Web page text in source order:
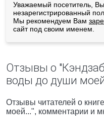
Уважаемый посетитель,
незарегистрированный
Мы рекомендуем Вам
сайт под своим именем.
Отзывы о
воды до души
Отзывы читателей о
моей...", комментарии и